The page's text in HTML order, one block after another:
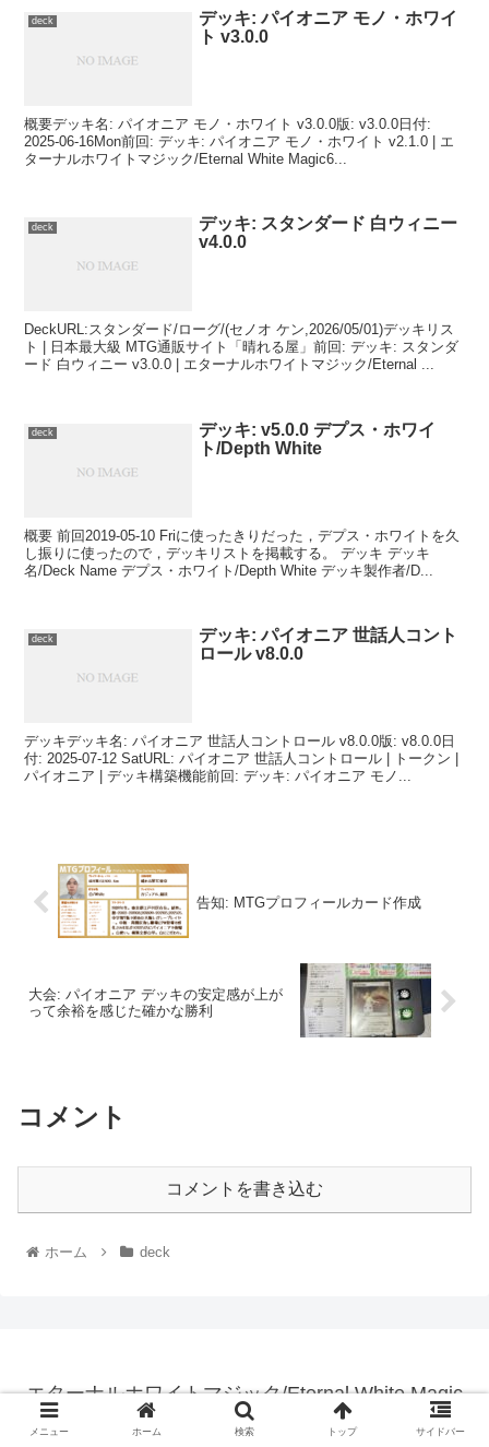
deck
デッキ: パイオニア モノ・ホワイ
ト v3.0.0
概要デッキ名: パイオニア モノ・ホワイト v3.0.0版: v3.0.0日付:
2025-06-16Mon前回: デッキ: パイオニア モノ・ホワイト v2.1.0 | エ
ターナルホワイトマジック/Eternal White Magic6...
deck
デッキ: スタンダード 白ウィニー
v4.0.0
DeckURL:スタンダード/ローグ/(セノオ ケン,2026/05/01)デッキリス
ト | 日本最大級 MTG通販サイト「晴れる屋」前回: デッキ: スタンダ
ード 白ウィニー v3.0.0 | エターナルホワイトマジック/Eternal ...
deck
デッキ: v5.0.0 デプス・ホワイ
ト/Depth White
概要 前回2019-05-10 Friに使ったきりだった，デプス・ホワイトを久
し振りに使ったので，デッキリストを掲載する。 デッキ デッキ
名/Deck Name デプス・ホワイト/Depth White デッキ製作者/D...
deck
デッキ: パイオニア 世話人コント
ロール v8.0.0
デッキデッキ名: パイオニア 世話人コントロール v8.0.0版: v8.0.0日
付: 2025-07-12 SatURL: パイオニア 世話人コントロール | トークン |
パイオニア | デッキ構築機能前回: デッキ: パイオニア モノ...
告知: MTGプロフィールカード作成
大会: パイオニア デッキの安定感が上が
って余裕を感じた確かな勝利
コメント
コメントを書き込む
ホーム deck
エターナルホワイトマジック/Eternal White Magic
© 2010 エターナルホワイトマジック/Eternal White Magic.
メニュー ホーム 検索 トップ サイドバー